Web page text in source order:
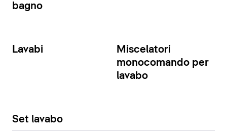
bagno
Lavabi
Miscelatori
monocomando per
lavabo
Set lavabo